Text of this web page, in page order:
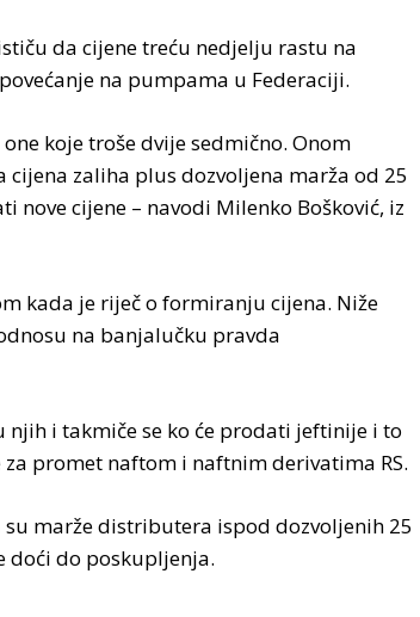
da cijene treću nedjelju rastu na
na pumpama u Federaciji.
koje troše dvije sedmično. Onom
zaliha plus dozvoljena marža od 25
cijene – navodi Milenko Bošković, iz
kada je riječ o formiranju cijena. Niže
na banjalučku pravda
i takmiče se ko će prodati jeftinije i to
promet naftom i naftnim derivatima RS.
marže distributera ispod dozvoljenih 25
doći do poskupljenja.